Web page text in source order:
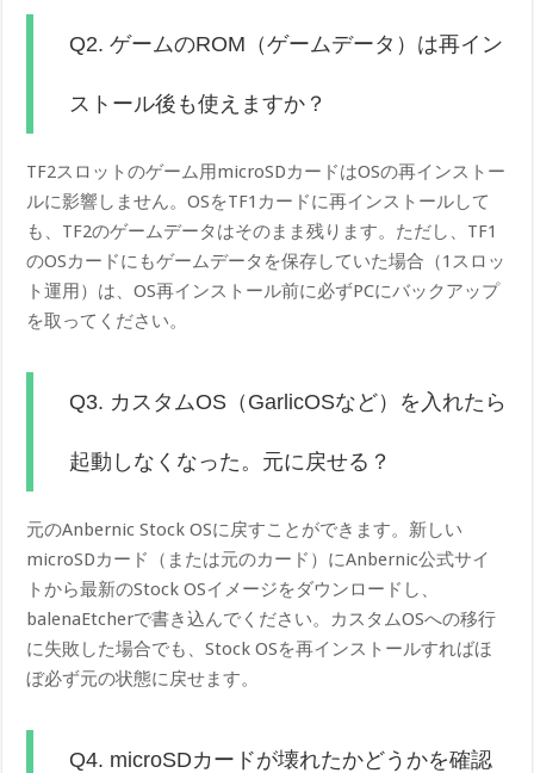
Q2. ゲームのROM（ゲームデータ）は再イン
ストール後も使えますか？
TF2スロットのゲーム用microSDカードはOSの再インストー
ルに影響しません。OSをTF1カードに再インストールして
も、TF2のゲームデータはそのまま残ります。ただし、TF1
のOSカードにもゲームデータを保存していた場合（1スロッ
ト運用）は、OS再インストール前に必ずPCにバックアップ
を取ってください。
Q3. カスタムOS（GarlicOSなど）を入れたら
起動しなくなった。元に戻せる？
元のAnbernic Stock OSに戻すことができます。新しい
microSDカード（または元のカード）にAnbernic公式サイ
トから最新のStock OSイメージをダウンロードし、
balenaEtcherで書き込んでください。カスタムOSへの移行
に失敗した場合でも、Stock OSを再インストールすればほ
ぼ必ず元の状態に戻せます。
Q4. microSDカードが壊れたかどうかを確認